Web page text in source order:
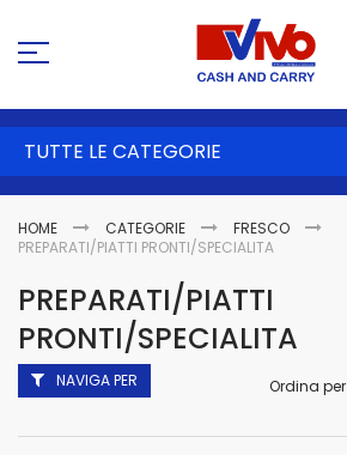
TUTTE LE CATEGORIE
HOME CATEGORIE
FRESCO
PREPARATI/PIATTI PRONTI/SPECIALITA
PREPARATI/PIATTI
PRONTI/SPECIALITA
Ordina per
NAVIGA PER